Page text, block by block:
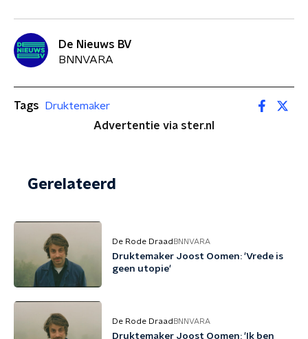
De Nieuws BV
BNNVARA
Tags
Druktemaker
Advertentie via ster.nl
Gerelateerd
De Rode Draad BNNVARA
Druktemaker Joost Oomen: 'Vrede is
geen utopie'
De Rode Draad BNNVARA
Druktemaker Joost Oomen: 'Ik ben